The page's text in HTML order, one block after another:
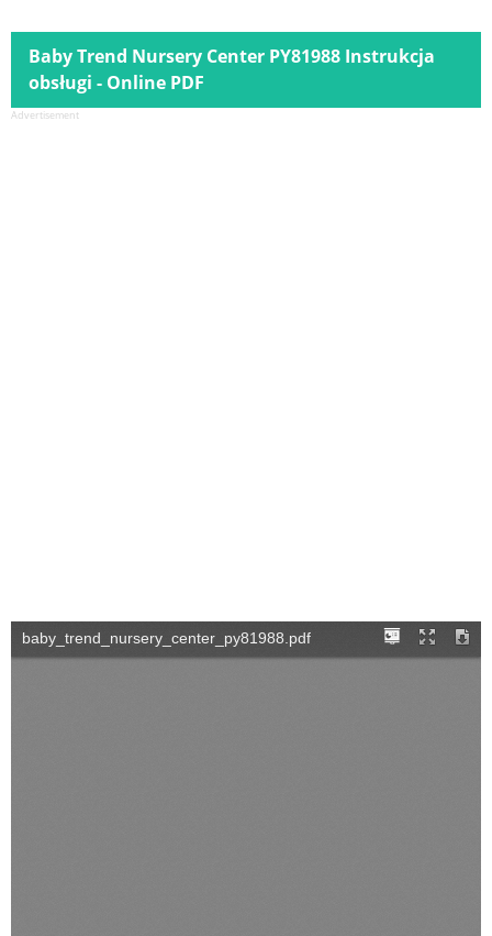
Baby Trend Nursery Center PY81988 Instrukcja
obsługi - Online PDF
Advertisement